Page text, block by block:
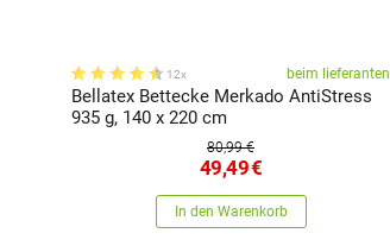
12x beim lieferanten
Bellatex Bettecke Merkado AntiStress
935 g, 140 x 220 cm
80,99 €
49,49€
In den Warenkorb